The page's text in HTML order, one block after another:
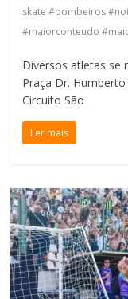
skate #bombeiros
#maiorconteudo
Diversos atletas se
Praça Dr.
Circuito São
Ler mais